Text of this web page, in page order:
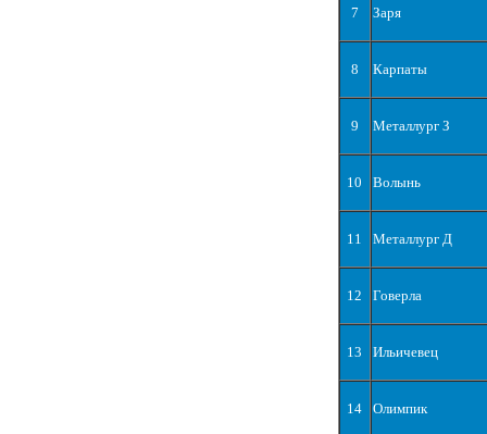
7 Заря
8 Карпаты
9 Металлург З
10 Волынь
11 Металлург Д
12 Говерла
13 Ильичевец
14 Олимпик